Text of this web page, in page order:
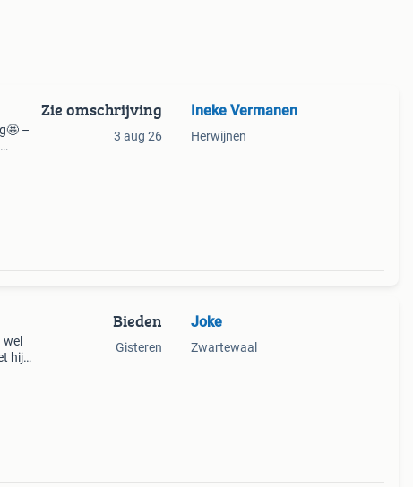
–
Zie omschrijving
3 aug 26
Ineke Vermanen
Herwijnen
hij
Bieden
Gisteren
Joke
Zwartewaal